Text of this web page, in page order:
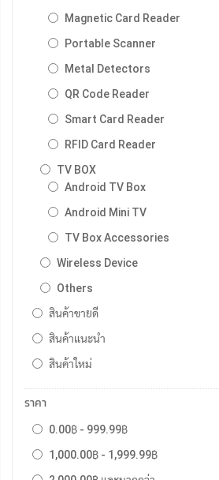
Magnetic Card Reader
Portable Scanner
Metal Detectors
QR Code Reader
Smart Card Reader
RFID Card Reader
TV BOX
Android TV Box
Android Mini TV
TV Box Accessories
Wireless Device
Others
สินค้าขายดี
สินค้าแนะนำ
สินค้าใหม่
ราคา
0.00฿ - 999.99฿
1,000.00฿ - 1,999.99฿